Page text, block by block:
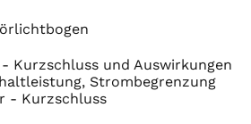
Kurzschluss und Auswirkungen
Strombegrenzung
- Kurzschluss